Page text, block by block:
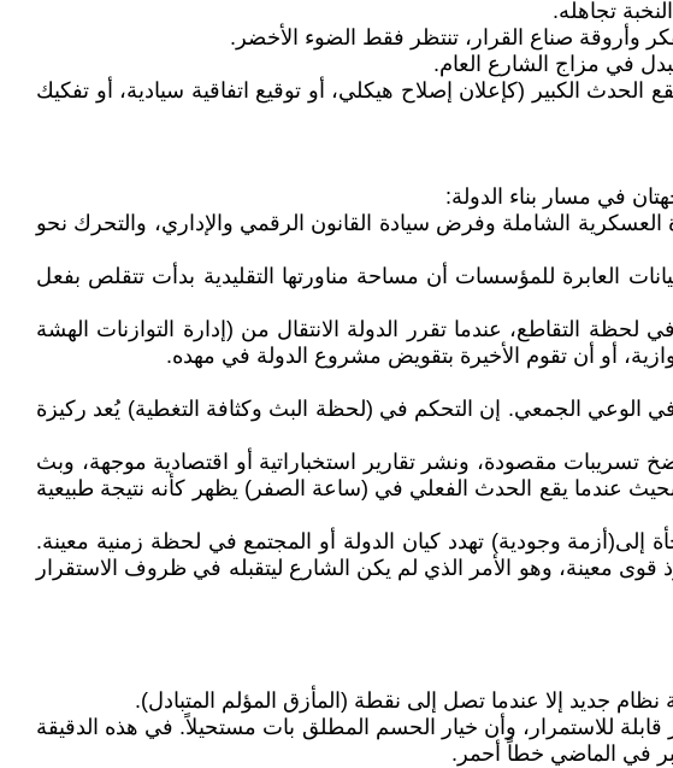
تجاهله.
صناع القرار، تنتظر فقط الضوء الأخضر.
في مزاج الشارع العام.
الكبير (كإعلان إصلاح هيكلي، أو توقيع اتفاقية سيادية، أو تفكيك
في مسار بناء الدولة:
الشاملة وفرض سيادة القانون الرقمي والإداري، والتحرك نحو
العابرة للمؤسسات أن مساحة مناورتها التقليدية بدأت تتقلص بفعل
التقاطع، عندما تقرر الدولة الانتقال من (إدارة التوازنات الهشة
أو أن تقوم الأخيرة بتقويض مشروع الدولة في مهده.
الوعي الجمعي. إن التحكم في (لحظة البث وكثافة التغطية) يُعد ركيزة
تسريبات مقصودة، ونشر تقارير استخباراتية أو اقتصادية موجهة، وبث
عندما يقع الحدث الفعلي في (ساعة الصفر) يظهر كأنه نتيجة طبيعية
إلى(أزمة وجودية) تهدد كيان الدولة أو المجتمع في لحظة زمنية معينة.
قوى معينة، وهو الأمر الذي لم يكن الشارع ليتقبله في ظروف الاستقرار
جديد إلا عندما تصل إلى نقطة (المأزق المؤلم المتبادل).
للاستمرار، وأن خيار الحسم المطلق بات مستحيلاً. في هذه الدقيقة
في الماضي خطاً أحمر.